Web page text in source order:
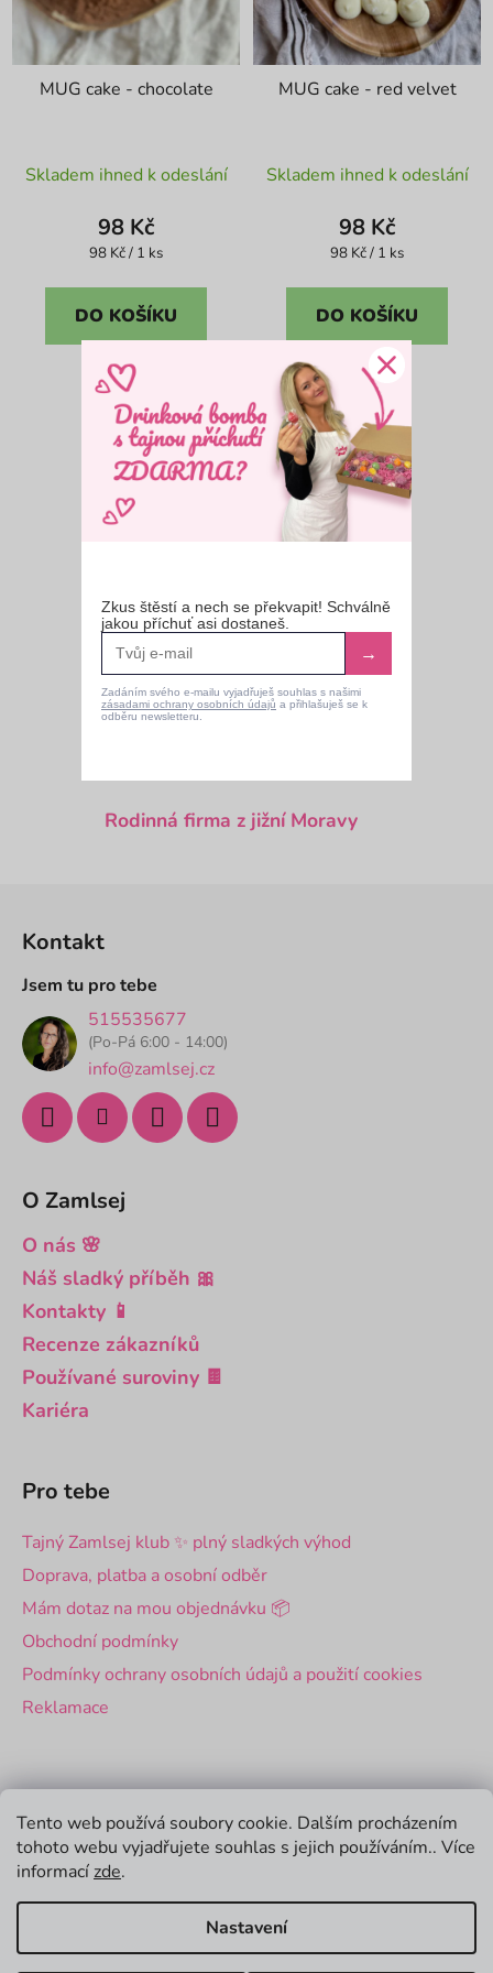
Tento web používá soubory cookie. Dalším procházením
tohoto webu vyjadřujete souhlas s jejich používáním.. Více
informací zde.
Nastavení
u
t
MUG cake - chocolate
hodnocení
produktu
je
z
5
hvězdiček.
Skladem ihned k odeslání
98 Kč
Měrná
98 Kč / 1 ks
DO KOŠÍKU
MUG cake - red velvet
hodnocení
produktu
je
z
5
hvězdiček.
Skladem ihned k odeslání
98 Kč
Měrná
98 Kč / 1 ks
DO KOŠÍKU
O
v
í
p
v
k
ý
i
2položek celkem
Poctivá ČESKÁ výroba
Spokojených zákazníků
Kvalitní a čerstvé suroviny
Rodinná firma z jižní Moravy
Kontakt
Jsem tu pro tebe
515535677
(Po-Pá 6:00 - 14:00)
info@zamlsej.cz
O Zamlsej
O nás 🌸
Náš sladký příběh 🎀
Kontakty 📱
Recenze zákazníků
Používané suroviny 🍫
Kariéra
Pro tebe
Tajný Zamlsej klub ✨ plný sladkých výhod
Doprava, platba a osobní odběr
Mám dotaz na mou objednávku 📦
Obchodní podmínky
Podmínky ochrany osobních údajů a použití cookies
Reklamace
Velkoobchod
Firemní dárky
Zkus štěstí a nech se překvapit! Schválně
jakou příchuť asi dostaneš.
→
Zadáním svého e-mailu vyjadřuješ souhlas s našimi
zásadami ochrany osobních údajů a přihlašuješ se k
odběru newsletteru.